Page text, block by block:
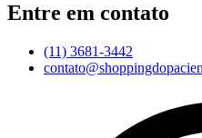
Entre em contato
(11) 3681-3442